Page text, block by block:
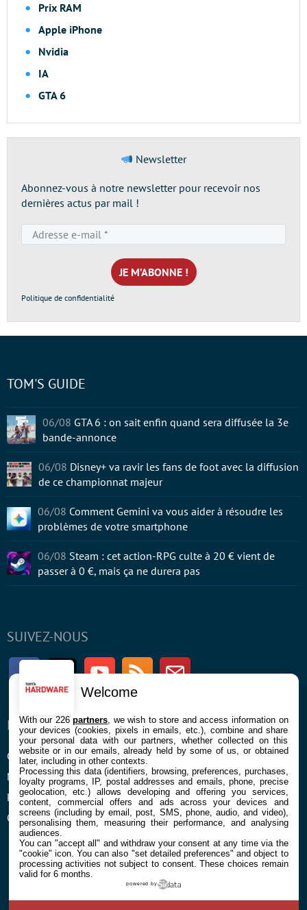
Prix RAM
Apple iPhone
Nvidia
IA
GTA 6
Newsletter
Abonnez-vous à notre newsletter pour recevoir nos
dernières actus par mail !
e-
mail
*
Politique de confidentialité
SUIVEZ-NOUS
FacebookTwitter Youtube RSS Newsletter
ENTREPRISE
Confidentialité et Cookies
Mentions légales et CGU
Préférences Cookies
Qui sommes nous
À PROPOS
Contact
TOM'S GUIDE
06/08 GTA 6 : on sait enfin quand sera diffusée la 3e
bande-annonce
06/08 Disney+ va ravir les fans de foot avec la diffusion
de ce championnat majeur
06/08 Comment Gemini va vous aider à résoudre les
problèmes de votre smartphone
06/08 Steam : cet action-RPG culte à 20 € vient de
passer à 0 €, mais ça ne durera pas
Welcome
With our 226partners , we wish to store and access information on
your devices (cookies, pixels in emails, etc.), combine and share
your personal data with our partners, whether collected on this
website or in our emails, already held by some of us, or obtained
later, including in other contexts.
Processing this data (identifiers, browsing, preferences, purchases,
loyalty programs, IP, postal addresses and emails, phone, precise
geolocation, etc.) allows developing and offering you services,
content, commercial offers and ads across your devices and
screens (including by email, post, SMS, phone, audio, and video),
personalising them, measuring their performance, and analysing
audiences.
You can "accept all" and withdraw your consent at any time via the
"cookie" icon. You can also "set detailed preferences" and object to
processing activities not subject to consent. These choices remain
valid for 6 months.
powered by